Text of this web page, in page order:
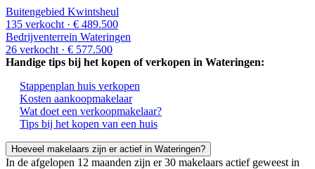
Buitengebied Kwintsheul
135 verkocht · € 489.500
Bedrijventerrein Wateringen
26 verkocht · € 577.500
Handige tips bij het kopen of verkopen in Wateringen:
Stappenplan huis verkopen
Kosten aankoopmakelaar
Wat doet een verkoopmakelaar?
Tips bij het kopen van een huis
Hoeveel makelaars zijn er actief in Wateringen?
In de afgelopen 12 maanden zijn er 30 makelaars actief geweest in